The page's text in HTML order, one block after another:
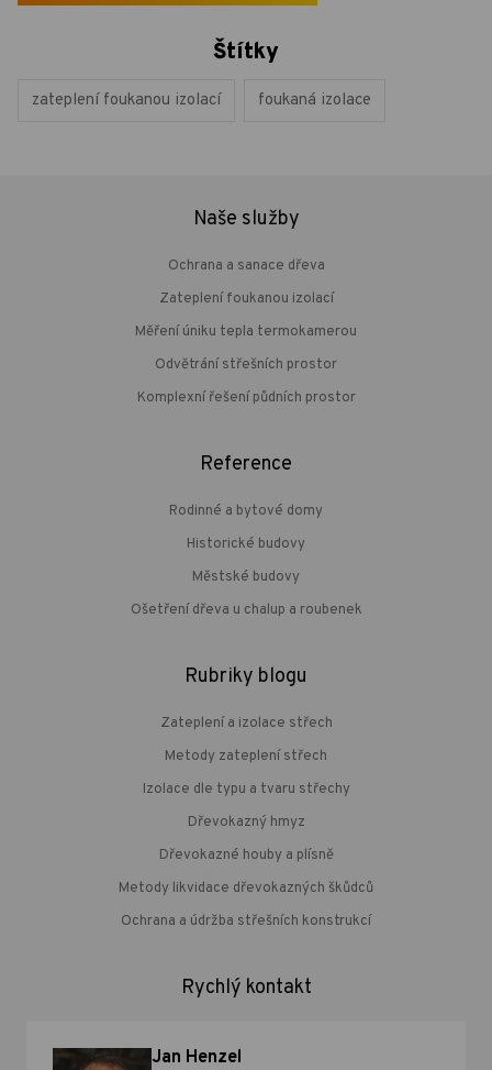
Štítky
zateplení foukanou izolací foukaná izolace
Naše služby
Ochrana a sanace dřeva
Zateplení foukanou izolací
Měření úniku tepla termokamerou
Odvětrání střešních prostor
Komplexní řešení půdních prostor
Reference
Rodinné a bytové domy
Historické budovy
Městské budovy
Ošetření dřeva u chalup a roubenek
Rubriky blogu
Zateplení a izolace střech
Metody zateplení střech
Izolace dle typu a tvaru střechy
Dřevokazný hmyz
Dřevokazné houby a plísně
Metody likvidace dřevokazných škůdců
Ochrana a údržba střešních konstrukcí
Rychlý kontakt
Jan Henzel